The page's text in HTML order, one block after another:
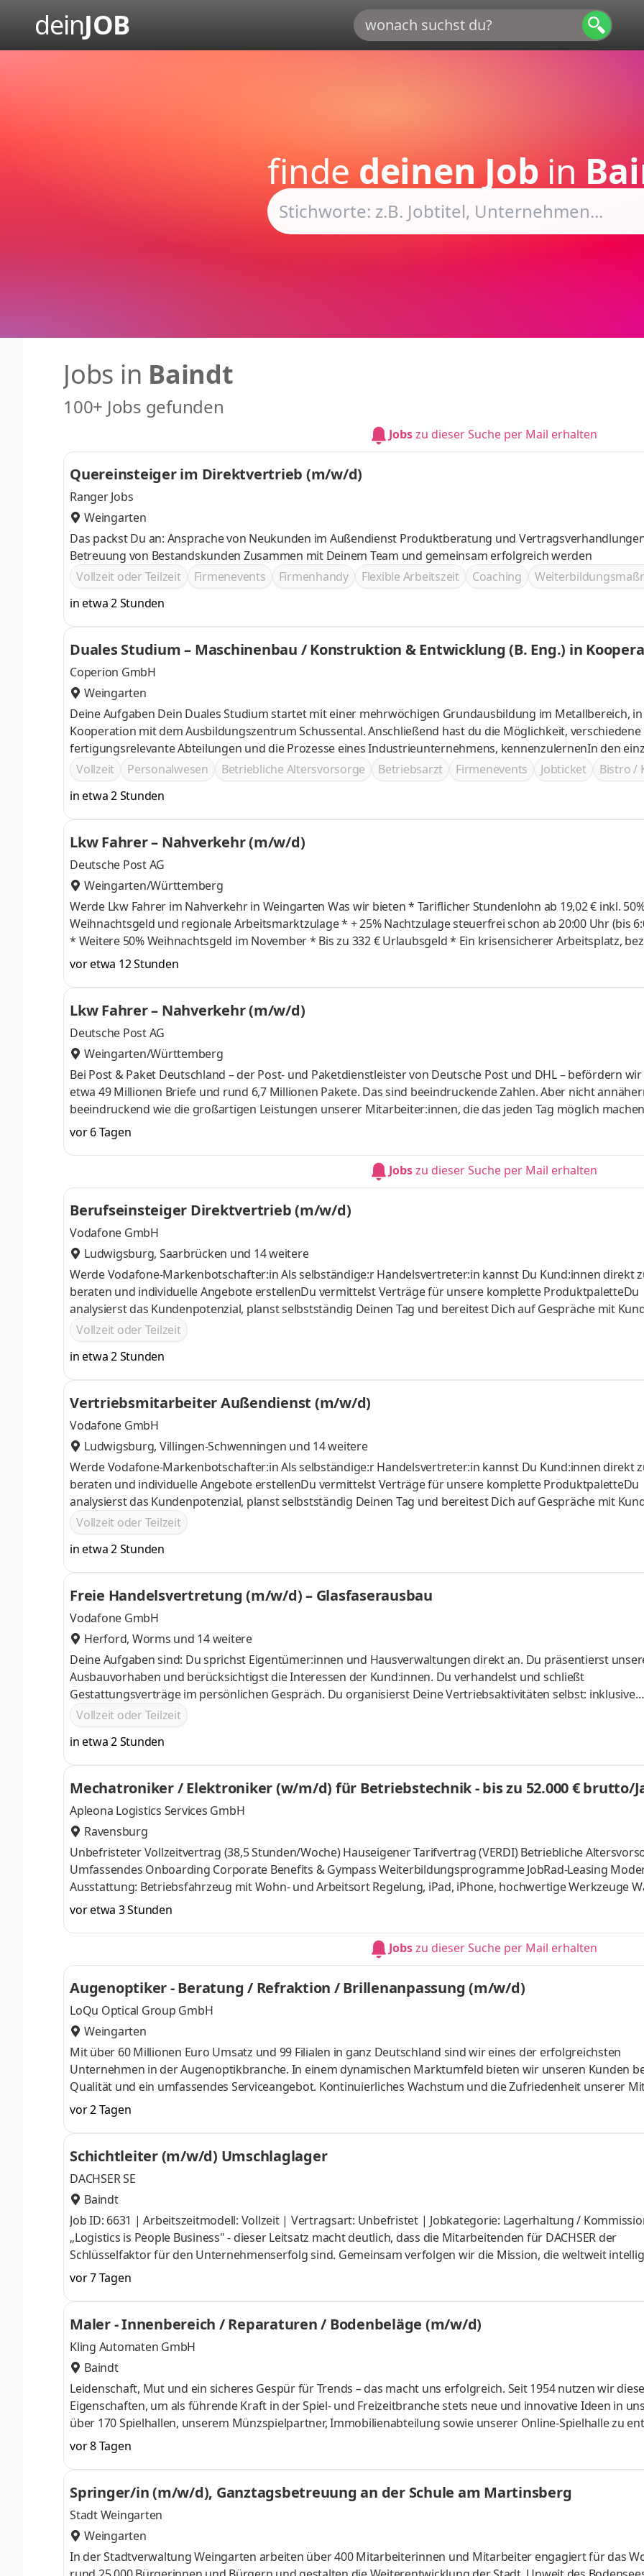
deinJOB
findedeinen Jobin
Jobs in Baindt
100+ Jobs gefunden
Jobszu dieser Suche per Mail erhalten
Quereinsteiger im Direktvertrieb (m/w/d)
Ranger Jobs
Weingarten
Das packst Du an: Ansprache von Neukunden im Außendienst Produktberatung und
Betreuung von Bestandskunden Zusammen mit Deinem Team und gemeinsam erfolgreich werden
Vollzeit oder Teilzeit
Firmenevents Firmenhandy Flexible Arbeitszeit Coaching
in etwa 2 Stunden
Duales Studium – Maschinenbau / Konstruktion & Entwicklung (B. Eng.) in
ensburg / Campus Friedrichshafen
Coperion GmbH
Weingarten
Deine Aufgaben Dein Duales Studium startet mit einer mehrwöchigen Grundausbildung im Metallbereich, in
Kooperation mit dem Ausbildungszentrum Schussental. Anschließend hast du die Möglichkeit, verschiedene
fertigungsrelevante Abteilungen und die Prozesse eines Industrieunternehmens, kennenzulernenIn den
Abteilungen erwarten dich spannende Tätigkeiten und Projekte, die du tatkräftig unterstützen kannst;
du eigenverantwortlich kleine Projekte, u.a. im Rahmen der studentischen Projektarbeiten, übernehmenDu
die Grundlagen des Maschinenbaus kennen: Konstruktionstechnik, technische Mechanik, Werkstoffkunde,
Elektrotechnik, ThermodynamikNeben umfassendem allgemeinem
Vollzeit Personalwesen Betriebliche Altersvorsorge Betriebsarzt Firmenevents Jobticket
Bistro /
in etwa 2 Stunden
Lkw Fahrer – Nahverkehr (m/w/d)
Deutsche Post AG
Weingarten/Württemberg
Werde Lkw Fahrer im Nahverkehr in Weingarten Was wir bieten * Tariflicher Stundenlohn ab 19,02 € inkl. 50%
Weihnachtsgeld und regionale Arbeitsmarktzulage * + 25% Nachtzulage steuerfrei schon ab 20:00 Uhr (bis 6:00 Uhr)
* Weitere 50% Weihnachtsgeld im November * Bis zu 332 € Urlaubsgeld * Ein krisensicherer Arbeitsplatz, bezahlte
Einarbeitung, garantierte Gehaltssteigerung gemäß Tarifvertrag und pünktliche Gehaltszahlungen * Möglichkeit der
vor etwa 12 Stunden
Lkw Fahrer – Nahverkehr (m/w/d)
Deutsche Post AG
Weingarten/Württemberg
Bei Post & Paket Deutschland – der Post- und Paketdienstleister von Deutsche Post und DHL – befördern
etwa 49 Millionen Briefe und rund 6,7 Millionen Pakete. Das sind beeindruckende Zahlen. Aber nicht
beeindruckend wie die großartigen Leistungen unserer Mitarbeiter:innen, die das jeden Tag möglich
Zusteller:innen, die Beschäftigten im Lager, die Lkw-Fahrer:innen und viele mehr. Alle arbeiten Hand in Hand,
jedes Paket schnell bei unseren Kund:innen und jeder Brief sicher im Briefkasten landet.
vor 6 Tagen
Jobszu dieser Suche per Mail erhalten
Berufseinsteiger Direktvertrieb (m/w/d)
Vodafone GmbH
Ludwigsburg, Saarbrücken und 14 weitere
Werde Vodafone-Markenbotschafter:in Als selbständige:r Handelsvertreter:in kannst Du Kund:innen direkt
beraten und individuelle Angebote erstellenDu vermittelst Verträge für unsere komplette ProduktpaletteDu
analysierst das Kundenpotenzial, planst selbstständig Deinen Tag und bereitest Dich auf Gespräche mit
vorDurch Deine kompetente Beratung bindest Du Kund:innen langfristig an Vodafone
Vollzeit oder Teilzeit
in etwa 2 Stunden
Vertriebsmitarbeiter Außendienst (m/w/d)
Vodafone GmbH
Ludwigsburg, Villingen-Schwenningen und 14 weitere
Werde Vodafone-Markenbotschafter:in Als selbständige:r Handelsvertreter:in kannst Du Kund:innen direkt
beraten und individuelle Angebote erstellenDu vermittelst Verträge für unsere komplette ProduktpaletteDu
analysierst das Kundenpotenzial, planst selbstständig Deinen Tag und bereitest Dich auf Gespräche mit
vorDurch Deine kompetente Beratung bindest Du Kund:innen langfristig an Vodafone
Vollzeit oder Teilzeit
in etwa 2 Stunden
Freie Handelsvertretung (m/w/d) – Glasfaserausbau
Vodafone GmbH
Herford, Worms und 14 weitere
Deine Aufgaben sind: Du sprichst Eigentümer:innen und Hausverwaltungen direkt an. Du präsentierst unsere
Ausbauvorhaben und berücksichtigst die Interessen der Kund:innen. Du verhandelst und schließt
Gestattungsverträge im persönlichen Gespräch. Du organisierst Deine Vertriebsaktivitäten selbst: inklusive
Terminplanung und Nachverfolgung.
Vollzeit oder Teilzeit
in etwa 2 Stunden
Mechatroniker / Elektroniker (w/m/d) für Betriebstechnik - bis zu 52.000 € brutto/
Apleona Logistics Services GmbH
Ravensburg
Unbefristeter Vollzeitvertrag (38,5 Stunden/Woche) Hauseigener Tarifvertrag (VERDI) Betriebliche Altersvorsorge
Umfassendes Onboarding Corporate Benefits & Gympass Weiterbildungsprogramme JobRad-Leasing Moderne
Ausstattung: Betriebsfahrzeug mit Wohn- und Arbeitsort Regelung, iPad, iPhone, hochwertige Werkzeuge Wartung,
Inspektion und Instandhaltung von Packstationen und Gebäudetechnik Durchführung von Sicherheits- und
vor etwa 3 Stunden
Jobszu dieser Suche per Mail erhalten
Augenoptiker - Beratung / Refraktion / Brillenanpassung (m/w/d)
LoQu Optical Group GmbH
Weingarten
Mit über 60 Millionen Euro Umsatz und 99 Filialen in ganz Deutschland sind wir eines der erfolgreichsten
Unternehmen in der Augenoptikbranche. In einem dynamischen Marktumfeld bieten wir unseren Kunden
Qualität und ein umfassendes Serviceangebot. Kontinuierliches Wachstum und die Zufriedenheit unserer
sind uns besonders wichtig. Aufgaben Du bist die erste Ansprechperson für unsere Kund:innen und findest
deine fachkundige Beratung die optimale Lösung für bestes Sehen, egal ob Brille oder Kontaktlinse.Mithilfe
modernster Messtechnik ermittelst du präzise die individuellen Sehwerte als Grundlage für die perfekte
führst eigenständig Refraktionen durch und über
vor 2 Tagen
Schichtleiter (m/w/d) Umschlaglager
DACHSER SE
Baindt
Job ID: 6631 | Arbeitszeitmodell: Vollzeit | Vertragsart: Unbefristet | Jobkategorie: Lagerhaltung /
„Logistics is People Business" - dieser Leitsatz macht deutlich, dass die Mitarbeitenden für DACHSER der
Schlüsselfaktor für den Unternehmenserfolg sind. Gemeinsam verfolgen wir die Mission, die weltweit
Kombination und Integration logistischer Netzkompetenzen zu schaffen und so die Logistikbilanz unserer
optimieren. Gestalten Sie mit uns die Logistik von morgen. Aufgaben Führung und Organisation des Teams
Schicht Einarbeitung und Unterstützung neuer Mitarbeitender Förderung und Weiterentwicklung der
Mitarbeitenden im Team Mitarbeit bei der
vor 7 Tagen
Maler - Innenbereich / Reparaturen / Bodenbeläge (m/w/d)
Kling Automaten GmbH
Baindt
Leidenschaft, Mut und ein sicheres Gespür für Trends – das macht uns erfolgreich. Seit 1954 nutzen wir diese
Eigenschaften, um als führende Kraft in der Spiel- und Freizeitbranche stets neue und innovative Ideen in
über 170 Spielhallen, unserem Münzspielpartner, Immobilienabteilung sowie unserer Online-Spielhalle zu
Werd Teil unserer stolzen Erfolgsgeschichte und helfe uns, ein unvergleichliches Erlebnis für unsere Kunden
schaffen und die Herausforderungen und Chancen der Zukunft zu meistern. Aufgaben Du gestaltest unsere
Spielhallen durch professionelle Maler- und Tapezierarbeiten und schaffst so ein hochwertiges und
Ambiente für unsere Kunden.Du übernimms
vor 8 Tagen
Springer/in (m/w/d), Ganztagsbetreuung an der Schule am Martinsberg
Stadt Weingarten
Weingarten
In der Stadtverwaltung Weingarten arbeiten über 400 Mitarbeiterinnen und Mitarbeiter engagiert für das